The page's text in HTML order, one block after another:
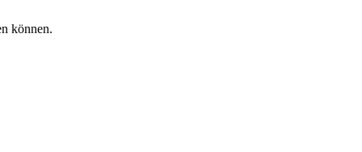
können.